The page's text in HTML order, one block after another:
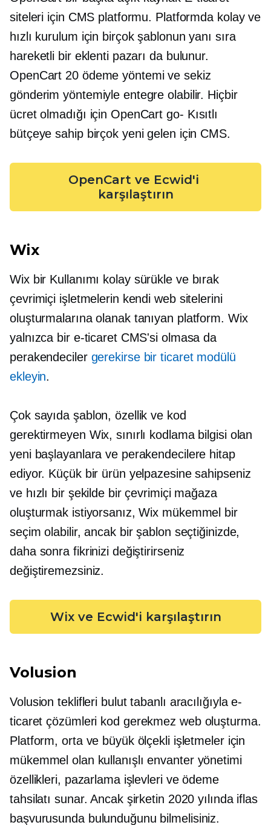
siteleri için CMS platformu. Platformda kolay ve
hızlı kurulum için birçok şablonun yanı sıra
hareketli bir eklenti pazarı da bulunur.
OpenCart 20 ödeme yöntemi ve sekiz
gönderim yöntemiyle entegre olabilir. Hiçbir
ücret olmadığı için OpenCartgo- Kısıtlı
bütçeye sahip birçok yeni gelen için CMS.
OpenCart ve Ecwid'i
karşılaştırın
Wix
Wix bir Kullanımı kolay sürükle ve bırak
çevrimiçi işletmelerin kendi web sitelerini
oluşturmalarına olanak tanıyan platform. Wix
yalnızca bir e-ticaret CMS'si olmasa da
perakendeciler gerekirse bir ticaret modülü
ekleyin.
Çok sayıda şablon, özellik ve kod
gerektirmeyen Wix, sınırlı kodlama bilgisi olan
yeni başlayanlara ve perakendecilere hitap
ediyor. Küçük bir ürün yelpazesine sahipseniz
ve hızlı bir şekilde bir çevrimiçi mağaza
oluşturmak istiyorsanız, Wix mükemmel bir
seçim olabilir, ancak bir şablon seçtiğinizde,
daha sonra fikrinizi değiştirirseniz
değiştiremezsiniz.
Wix ve Ecwid'i karşılaştırın
Volusion
Volusion teklifleri bulut tabanlı aracılığıyla e-
ticaret çözümleri kod gerekmez web oluşturma.
Platform, orta ve büyük ölçekli işletmeler için
mükemmel olan kullanışlı envanter yönetimi
özellikleri, pazarlama işlevleri ve ödeme
tahsilatı sunar. Ancak şirketin 2020 yılında iflas
başvurusunda bulunduğunu bilmelisiniz.